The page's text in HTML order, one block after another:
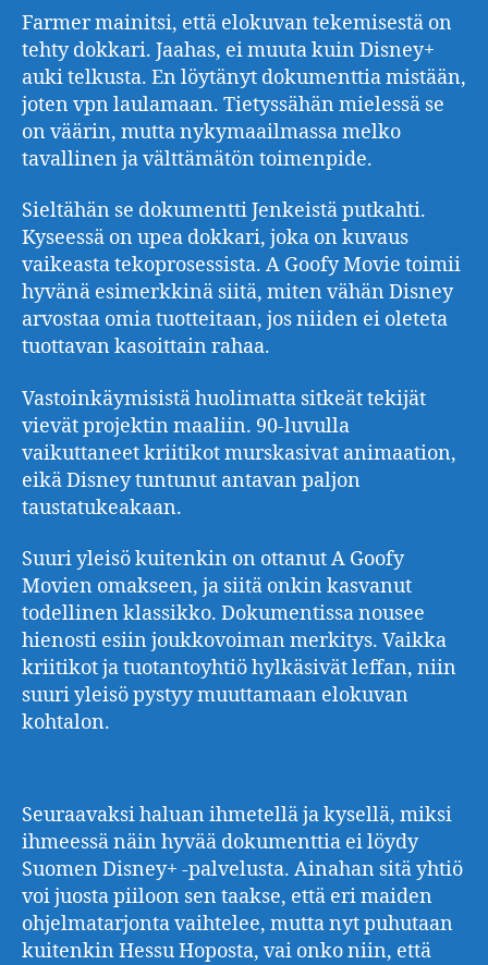
Farmer mainitsi, että elokuvan tekemisestä on
tehty dokkari. Jaahas, ei muuta kuin Disney+
auki telkusta. En löytänyt dokumenttia mistään,
joten vpn laulamaan. Tietyssähän mielessä se
on väärin, mutta nykymaailmassa melko
tavallinen ja välttämätön toimenpide.
Sieltähän se dokumentti Jenkeistä putkahti.
Kyseessä on upea dokkari, joka on kuvaus
vaikeasta tekoprosessista. A Goofy Movie toimii
hyvänä esimerkkinä siitä, miten vähän Disney
arvostaa omia tuotteitaan, jos niiden ei oleteta
tuottavan kasoittain rahaa.
Vastoinkäymisistä huolimatta sitkeät tekijät
vievät projektin maaliin. 90-luvulla
vaikuttaneet kriitikot murskasivat animaation,
eikä Disney tuntunut antavan paljon
taustatukeakaan.
Suuri yleisö kuitenkin on ottanut A Goofy
Movien omakseen, ja siitä onkin kasvanut
todellinen klassikko. Dokumentissa nousee
hienosti esiin joukkovoiman merkitys. Vaikka
kriitikot ja tuotantoyhtiö hylkäsivät leffan, niin
suuri yleisö pystyy muuttamaan elokuvan
kohtalon.
Seuraavaksi haluan ihmetellä ja kysellä, miksi
ihmeessä näin hyvää dokumenttia ei löydy
Suomen Disney+ -palvelusta. Ainahan sitä yhtiö
voi juosta piiloon sen taakse, että eri maiden
ohjelmatarjonta vaihtelee, mutta nyt puhutaan
kuitenkin Hessu Hoposta, vai onko niin, että